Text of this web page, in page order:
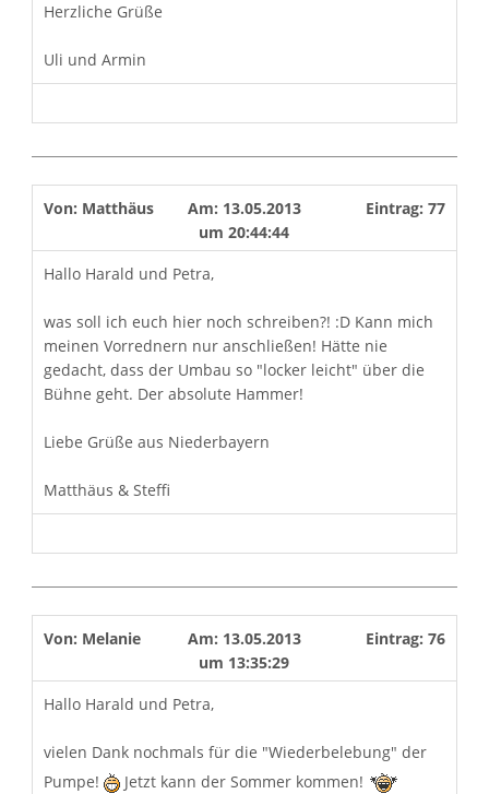
Herzliche Grüße
Uli und Armin
Von: Matthäus Am: 13.05.2013
um 20:44:44
Eintrag: 77
Hallo Harald und Petra,
was soll ich euch hier noch schreiben?! :D Kann mich
meinen Vorrednern nur anschließen! Hätte nie
gedacht, dass der Umbau so "locker leicht" über die
Bühne geht. Der absolute Hammer!
Liebe Grüße aus Niederbayern
Matthäus & Steffi
Von: Melanie Am: 13.05.2013
um 13:35:29
Eintrag: 76
Hallo Harald und Petra,
vielen Dank nochmals für die "Wiederbelebung" der
Pumpe!
Jetzt kann der Sommer kommen!